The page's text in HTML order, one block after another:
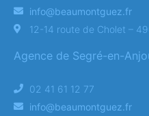
info@beaumontguez.fr
12-14 route de Cholet –
Agence de Segré-en-
02 41 61 12 77
info@beaumontguez.fr